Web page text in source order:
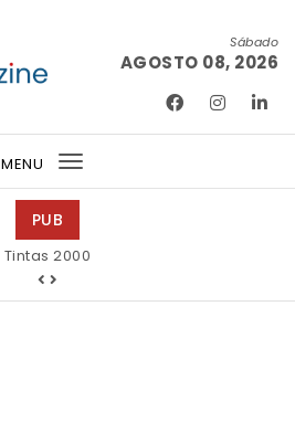
Sábado
AGOSTO 08, 2026
MENU
Toggle
PUB
Tintas 2000